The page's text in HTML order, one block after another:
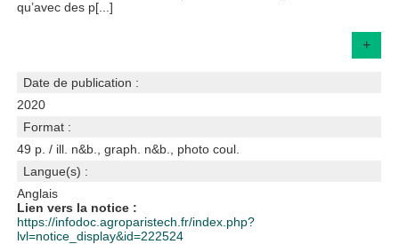
qu’avec des p[...]
+
Date de publication :
2020
Format :
49 p. / ill. n&b., graph. n&b., photo coul.
Langue(s) :
Anglais
Lien vers la notice :
https://infodoc.agroparistech.fr/index.php?
lvl=notice_display&id=222524